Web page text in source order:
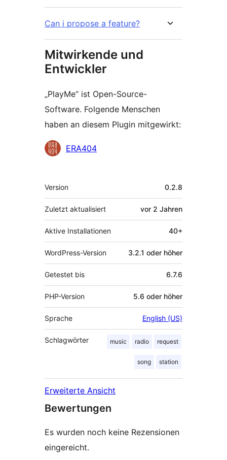
Can i propose a feature?
Mitwirkende und
Entwickler
„PlayMe“ ist Open-Source-
Software. Folgende Menschen
haben an diesem Plugin mitgewirkt:
Mitwirkende
ERA404
Meta
Version 0.2.8
Zuletzt aktualisiert vor 2 Jahren
Aktive Installationen 40+
WordPress-Version 3.2.1 oder höher
Getestet bis 6.7.6
PHP-Version 5.6 oder höher
Sprache English (US)
Schlagwörter music radio request
song station
Erweiterte Ansicht
Bewertungen
Es wurden noch keine Rezensionen
eingereicht.